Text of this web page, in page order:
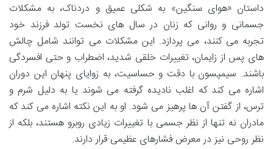
داستان «هوای سنگین» به شکلی عمیق و دردناک، به مشکلات
جسمانی و روانی که زنان در سال های نخست تولد فرزند خود
تجربه می کنند، می پردازد. این مشکلات می توانند شامل چالش
های پس از زایمان، تغییرات خلقی شدید، اضطراب و حتی افسردگی
باشند. سیمپسون با دقت و حساسیت، به زوایای پنهان این دوران
اشاره می کند که اغلب نادیده گرفته می شوند یا به دلیل شرم و
ترس، از گفتن آن ها پرهیز می شود. او به این نکته اشاره می کند که
مادران نه تنها از نظر جسمی با تغییرات زیادی روبرو هستند، بلکه از
نظر روحی نیز در معرض فشارهای عظیمی قرار دارند.